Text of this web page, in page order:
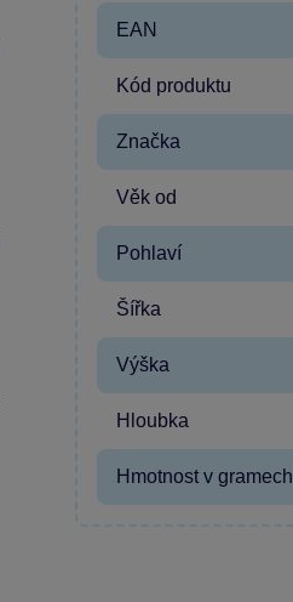
EAN
Kód produktu
Značka
Věk od
Pohlaví
Šířka
Výška
Hloubka
Hmotnost v gramech